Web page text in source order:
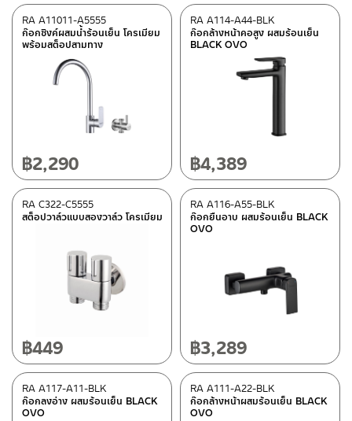
PAINI(24)
RASLAND
SCHELL
ก๊อกน้ำห้องครัว
Bathroom accessories(16)
Hand Showers/Overhead showers (1)
Faucets(67)
Floor Drainers
Valve(15)
Bathrooms accessories
basin waste/bathtub waste
(4)
wall Concealed Valve(1)
วาล์วขับล้างโถปัสสาวะชาย
(8)
latest
ก๊อกซิงค์ผสมน้ำร้อนเย็น โครเมียม
พร้อมสต็อปสามทาง
RA A11011-A5555
฿2,290
ก๊อกล้างหน้าคอสูง ผสมร้อนเย็น
BLACK OVO
RA A114-A44-BLK
฿4,389
สต็อปวาล์วแบบสองวาล์ว โครเมียม
RA C322-C5555
฿449
ก๊อกยืนอาบ ผสมร้อนเย็น BLACK
OVO
RA A116-A55-BLK
฿3,289
ก๊อกลงอ่าง ผสมร้อนเย็น BLACK
OVO
RA A117-A11-BLK
ก๊อกล้างหน้าผสมร้อนเย็น BLACK
OVO
RA A111-A22-BLK